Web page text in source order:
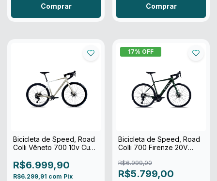
Comprar Comprar
Bicicleta de Speed, Road
Colli Vêneto 700 10v Cues
R$6.999,90
R$6.299,91 com Pix
17% OFF
Bicicleta de Speed, Road
Colli 700 Firenze 20V
R$6.999,00
R$5.799,00